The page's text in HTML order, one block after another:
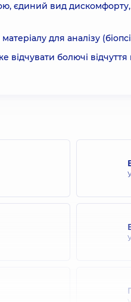
єдиний вид
для аналізу
болючі відчуття